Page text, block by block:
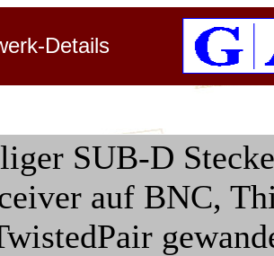
Details
SUB-D
auf BNC,